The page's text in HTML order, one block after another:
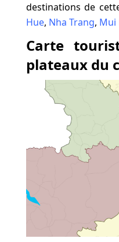
destinations de
Hue, Nha Trang, Mui
Carte
plateaux du